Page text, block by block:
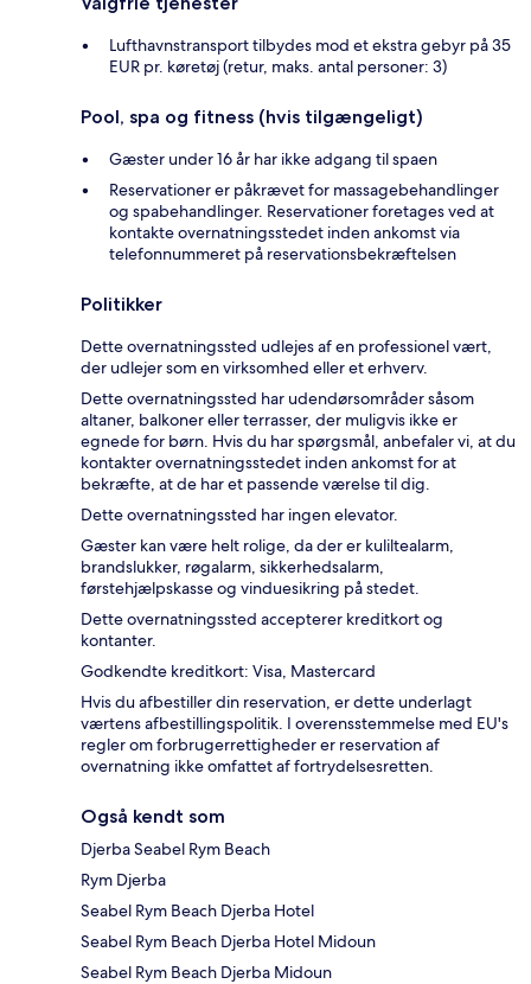
Lufthavnstransport tilbydes mod et ekstra gebyr på 35
EUR pr. køretøj (retur, maks. antal personer: 3)
Pool, spa og fitness (hvis tilgængeligt)
Gæster under 16 år har ikke adgang til spaen
Reservationer er påkrævet for massagebehandlinger
og spabehandlinger. Reservationer foretages ved at
kontakte overnatningsstedet inden ankomst via
telefonnummeret på reservationsbekræftelsen
Politikker
Dette overnatningssted udlejes af en professionel vært,
der udlejer som en virksomhed eller et erhverv.
Dette overnatningssted har udendørsområder såsom
altaner, balkoner eller terrasser, der muligvis ikke er
egnede for børn. Hvis du har spørgsmål, anbefaler vi, at du
kontakter overnatningsstedet inden ankomst for at
bekræfte, at de har et passende værelse til dig.
Dette overnatningssted har ingen elevator.
Gæster kan være helt rolige, da der er kuliltealarm,
brandslukker, røgalarm, sikkerhedsalarm,
førstehjælpskasse og vinduesikring på stedet.
Dette overnatningssted accepterer kreditkort og
kontanter.
Godkendte kreditkort: Visa, Mastercard
Hvis du afbestiller din reservation, er dette underlagt
værtens afbestillingspolitik. I overensstemmelse med EU's
regler om forbrugerrettigheder er reservation af
overnatning ikke omfattet af fortrydelsesretten.
Også kendt som
Djerba Seabel Rym Beach
Rym Djerba
Seabel Rym Beach Djerba Hotel
Seabel Rym Beach Djerba Hotel Midoun
Seabel Rym Beach Djerba Midoun